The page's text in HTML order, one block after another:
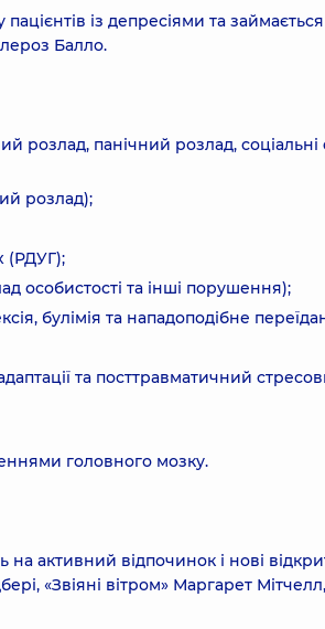
із депресіями та займається
Балло.
панічний розлад, соціальні
розлад);
(РДУГ);
особистості та інші порушення);
булімія та нападоподібне
та посттравматичний
головного мозку.
активний відпочинок і нові
«Звіяні вітром» Маргарет